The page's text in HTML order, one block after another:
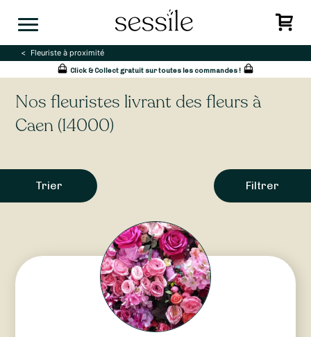
Fleuriste à proximité
Click & Collect gratuit sur toutes les commandes !
Nos fleuristes livrant des fleurs à
Caen (14000)
Trier Filtrer